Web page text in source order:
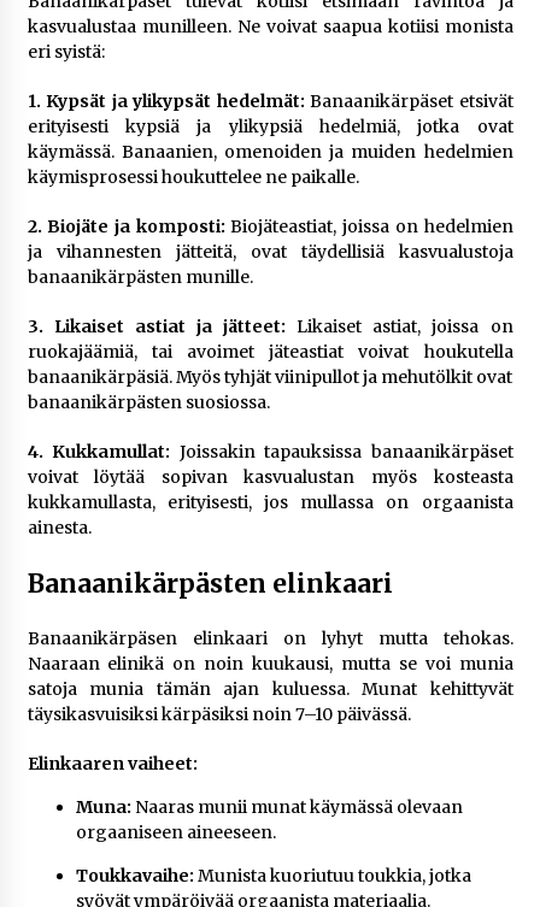
kasvualustaa munilleen. Ne voivat saapua kotiisi monista
eri syistä:
1. Kypsät ja ylikypsät hedelmät: Banaanikärpäset etsivät
erityisesti kypsiä ja ylikypsiä hedelmiä, jotka ovat
käymässä. Banaanien, omenoiden ja muiden hedelmien
käymisprosessi houkuttelee ne paikalle.
2. Biojäte ja komposti: Biojäteastiat, joissa on hedelmien
ja vihannesten jätteitä, ovat täydellisiä kasvualustoja
banaanikärpästen munille.
3. Likaiset astiat ja jätteet: Likaiset astiat, joissa on
ruokajäämiä, tai avoimet jäteastiat voivat houkutella
banaanikärpäsiä. Myös tyhjät viinipullot ja mehutölkit ovat
banaanikärpästen suosiossa.
4. Kukkamullat: Joissakin tapauksissa banaanikärpäset
voivat löytää sopivan kasvualustan myös kosteasta
kukkamullasta, erityisesti, jos mullassa on orgaanista
ainesta.
Banaanikärpästen elinkaari
Banaanikärpäsen elinkaari on lyhyt mutta tehokas.
Naaraan elinikä on noin kuukausi, mutta se voi munia
satoja munia tämän ajan kuluessa. Munat kehittyvät
täysikasvuisiksi kärpäsiksi noin 7–10 päivässä.
Elinkaaren vaiheet:
Muna: Naaras munii munat käymässä olevaan
orgaaniseen aineeseen.
Toukkavaihe: Munista kuoriutuu toukkia, jotka
syövät ympäröivää orgaanista materiaalia.